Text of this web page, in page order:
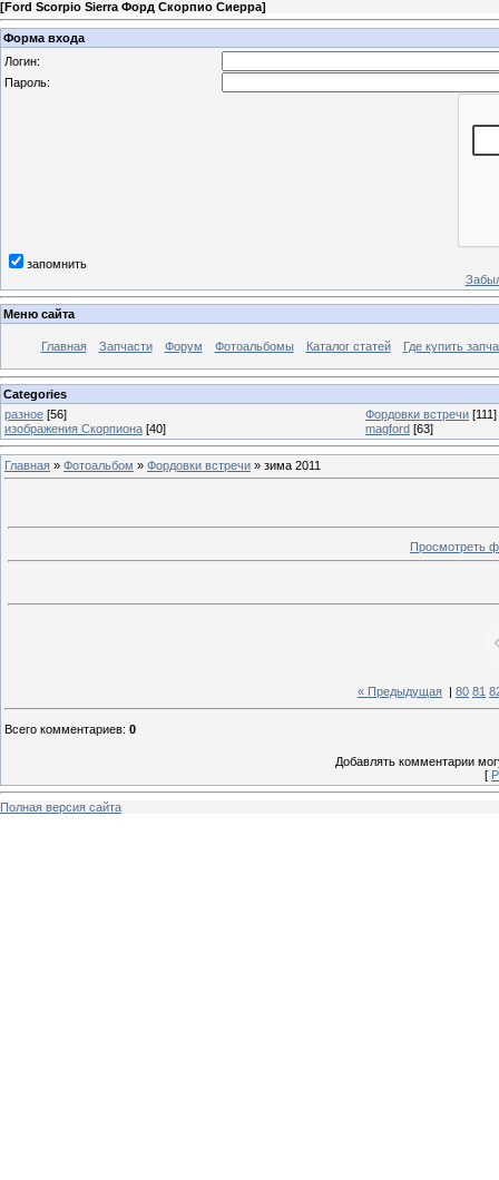
[Ford Scorpio Sierra Форд Скорпио Сиерра]
Форма входа
Логин:
Пароль:
запомнить
Меню сайта
Главная Запчасти Форум Фотоальбомы Каталог статей Где купить
Categories
разное [56] Фордовки встречи [111]
изображения Скорпиона [40] magford [63]
Главная » Фотоальбом » Фордовки встречи » зима 2011
Просмотреть
« Предыдущая 80 81
Всего комментариев: 0
Добавлять комментарии
[
Полная версия сайта